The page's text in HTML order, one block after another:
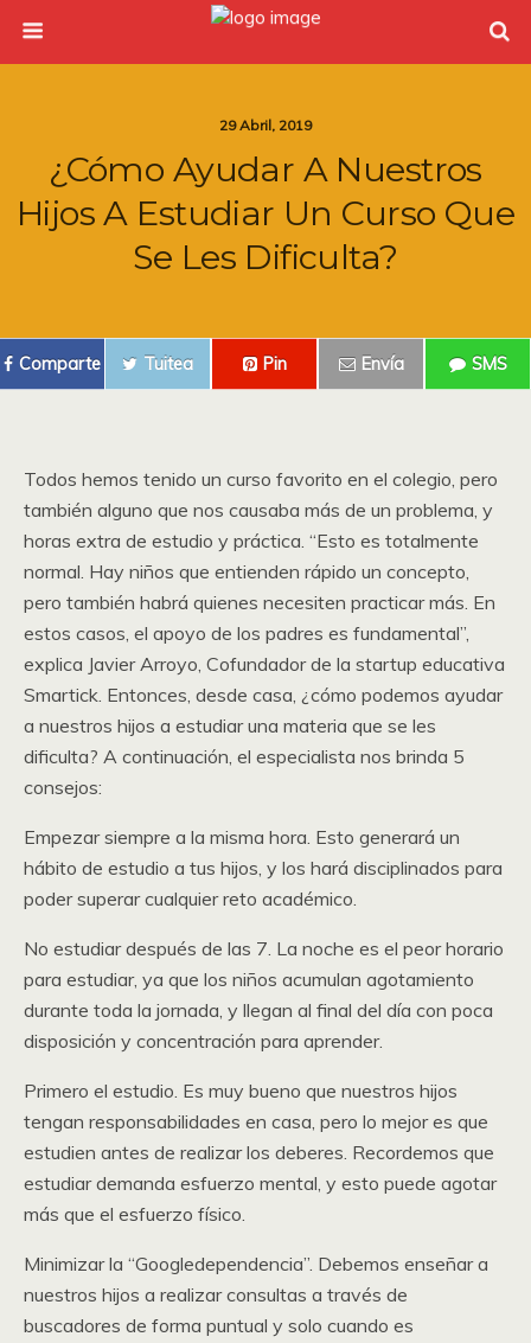
29 Abril, 2019
¿Cómo Ayudar A Nuestros
Hijos A Estudiar Un Curso Que
Se Les Dificulta?
Comparte Tuitea Pin Envía SMS
Todos hemos tenido un curso favorito en el colegio, pero
también alguno que nos causaba más de un problema, y
horas extra de estudio y práctica. “Esto es totalmente
normal. Hay niños que entienden rápido un concepto,
pero también habrá quienes necesiten practicar más. En
estos casos, el apoyo de los padres es fundamental”,
explica Javier Arroyo, Cofundador de la startup educativa
Smartick. Entonces, desde casa, ¿cómo podemos ayudar
a nuestros hijos a estudiar una materia que se les
dificulta? A continuación, el especialista nos brinda 5
consejos:
Empezar siempre a la misma hora. Esto generará un
hábito de estudio a tus hijos, y los hará disciplinados para
poder superar cualquier reto académico.
No estudiar después de las 7. La noche es el peor horario
para estudiar, ya que los niños acumulan agotamiento
durante toda la jornada, y llegan al final del día con poca
disposición y concentración para aprender.
Primero el estudio. Es muy bueno que nuestros hijos
tengan responsabilidades en casa, pero lo mejor es que
estudien antes de realizar los deberes. Recordemos que
estudiar demanda esfuerzo mental, y esto puede agotar
más que el esfuerzo físico.
Minimizar la “Googledependencia”. Debemos enseñar a
nuestros hijos a realizar consultas a través de
buscadores de forma puntual y solo cuando es